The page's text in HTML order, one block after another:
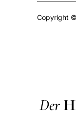
Copyright
Der